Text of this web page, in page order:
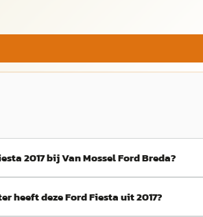
2017 bij Van Mossel Ford Breda?
heeft deze Ford Fiesta uit 2017?